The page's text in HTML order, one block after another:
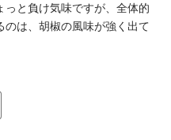
と負け気味ですが、全体的
のは、胡椒の風味が強く出て